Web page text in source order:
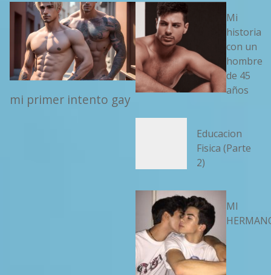
mi primer intento gay
Mi
historia
con un
hombre
de 45
años
Educacion
Fisica (Parte
2)
MI